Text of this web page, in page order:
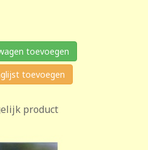
toevoegen
toevoegen
product